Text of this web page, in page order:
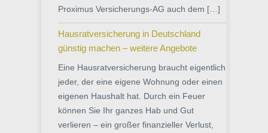
Proximus Versicherungs-AG auch dem […]
Hausratversicherung in Deutschland
günstig machen – weitere Angebote
Eine Hausratversicherung braucht eigentlich
jeder, der eine eigene Wohnung oder einen
eigenen Haushalt hat. Durch ein Feuer
können Sie Ihr ganzes Hab und Gut
verlieren – ein großer finanzieller Verlust,